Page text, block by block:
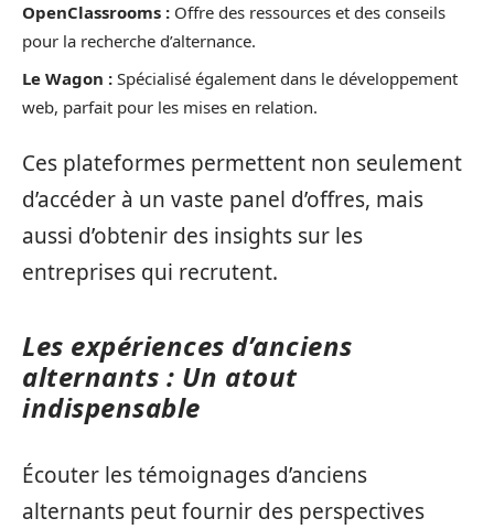
OpenClassrooms : Offre des ressources et des conseils
pour la recherche d’alternance.
Le Wagon : Spécialisé également dans le développement
web, parfait pour les mises en relation.
Ces plateformes permettent non seulement
d’accéder à un vaste panel d’offres, mais
aussi d’obtenir des insights sur les
entreprises qui recrutent.
Les expériences d’anciens
alternants : Un atout
indispensable
Écouter les témoignages d’anciens
alternants peut fournir des perspectives